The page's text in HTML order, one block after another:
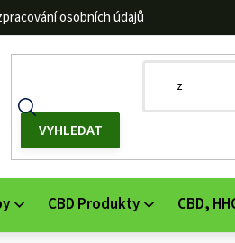
osobních údajů
CBD Produkty CBD,